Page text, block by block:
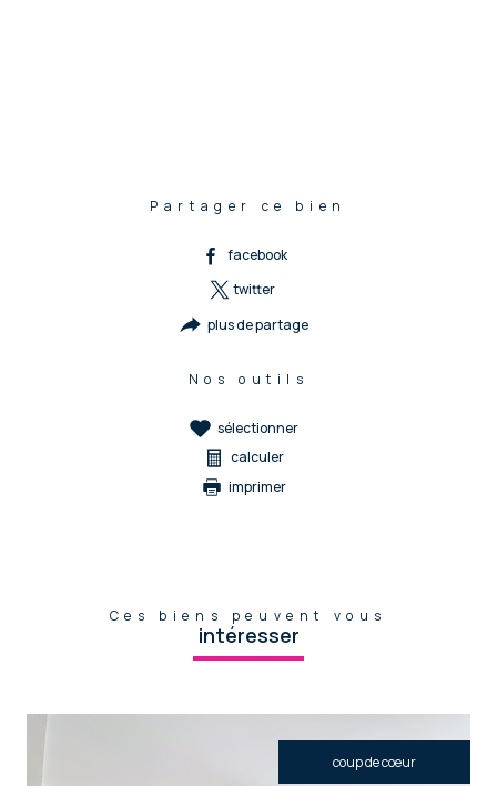
Partager ce bien
facebook
twitter
plus de partage
Nos outils
sélectionner
calculer
imprimer
Ces biens peuvent vous
intéresser
coup de coeur